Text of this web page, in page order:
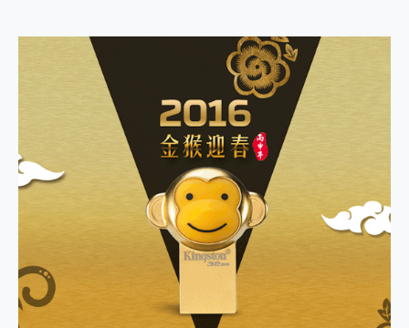
超驚艷 讓人一眼就愛上 LENOVO 聯想 Yoga Book 9 14吋 AI輕薄筆電 開箱 評測
一鍵修復模糊影片、舊照的 AI 好幫手! VideoProc Converter AI 新版全解析 × 年末優惠，一篇全看懂
小朋友才做選擇 投影機 RGB藍牙音響 氛圍情境燈 我通通都要！ Starfish 2 幻彩膠囊投影機｜結合「 智慧投影 & 煥彩流動 」的沈浸式生活新體驗
外型超吸晴~ 給您絕佳操控體驗 GravaStar Mercury K1 系列 異星機械鍵盤與 Mercury X 系列 輕量無線電競滑鼠 開箱 評測
開箱~變身「蜘蛛人」椅子軍師！MSI MPG 491CQP QD-OLED 超寬曲面電競螢幕，多工辦公、爽度滿滿的終極桌面體驗
iPhone 17 系列 有認證的防護來囉！ imos 首家導入 UL MCV 行銷宣告驗證的手機配件品牌
DJI Osmo Pocket 3 爽爽帶回家 歡慶 EaseUS 21 週年到來，「Slogan 海報徵稿活動」好康大放送
小巧好吸不擋鏡頭 有Qi2認證的 ONPRO MagReact MXs2 5000mAh薄型磁吸無線急速行動電源 開箱 評測
會走動的冷暖氣 SONY REON POCKET PRO 穿戴式智慧冷暖調溫裝置 開箱 評測
寶可夢飛人外掛iToolab AnyGo全新升級，GO Fest 五折優惠嗨翻天！支援 iOS/Android！
COMPUTEX 2025 來囉！AGI亞奇雷 AI・Gaming・創作儲存方案登場，趕快來AGI亞奇雷挑戰任務抽 PS5！